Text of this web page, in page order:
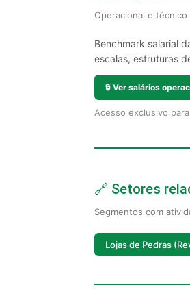
Operacional e técnico
Benchmark salarial
escalas, estruturas
🔒 Ver salários
Acesso exclusivo
🔗 Setores
Segmentos com
Lojas de Pedras